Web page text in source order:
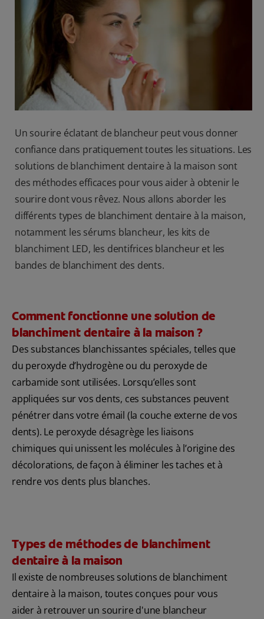
BILAN DE SANTÉ BUCCO-DENTAIRE
RECHERCHE DES SOLUTIONS IDÉALES
Un sourire éclatant de blancheur peut vous donner
confiance dans pratiquement toutes les situations. Les
solutions de blanchiment dentaire à la maison sont
des méthodes efficaces pour vous aider à obtenir le
sourire dont vous rêvez. Nous allons aborder les
différents types de blanchiment dentaire à la maison,
notamment les sérums blancheur, les kits de
blanchiment LED, les dentifrices blancheur et les
bandes de blanchiment des dents.
Comment fonctionne une solution de
blanchiment dentaire à la maison ?
Des substances blanchissantes spéciales, telles que
du peroxyde d’hydrogène ou du peroxyde de
carbamide sont utilisées. Lorsqu’elles sont
appliquées sur vos dents, ces substances peuvent
pénétrer dans votre émail (la couche externe de vos
dents). Le peroxyde désagrège les liaisons
chimiques qui unissent les molécules à l’origine des
décolorations, de façon à éliminer les taches et à
rendre vos dents plus blanches.
Types de méthodes de blanchiment
dentaire à la maison
Il existe de nombreuses solutions de blanchiment
dentaire à la maison, toutes conçues pour vous
aider à retrouver un sourire d'une blancheur